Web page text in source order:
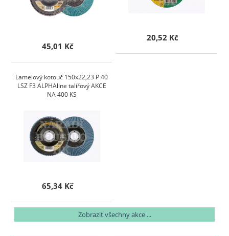
45,01 Kč
20,52 Kč
Lamelový kotouč 150x22,23 P 40
LSZ F3 ALPHAline talířový AKCE
NA 400 KS
65,34 Kč
Zobrazit všechny akce ...